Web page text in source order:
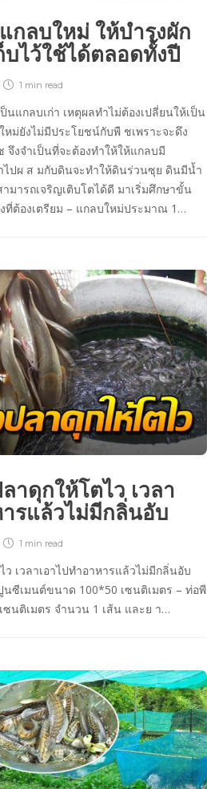
กลบใหม่ ให้บำรุงผัก
บไว้ใช้ได้ตลอดทั้งปี
1 min read
นแกลบเก่า เหตุผลทำไม่ต้องเปลี่ยนให้เป็น
หม่ยังไม่มีประโยชน์กับพื ชเพราะจะดึง
จึงจำเป็นที่จะต้องทำให้ให้แกลบมี
ปผ ส มกับดินจะทำให้ดินร่วนซุย ดินมีน้ำ
มารถเจริญเติบโตได้ดี มาเริ่มศึกษาขั้น
ที่ต้องเตรียม – แกลบใหม่ประมาณ 1…
าดุกให้โตไว เวลา
ารแล้วไม่มีกลิ่นอับ
1 min read
ว เวลาเอาไปทำอาหารแล้วไม่มีกลิ่นอับ
นซีเมนต์ขนาด 100*50 เซนติเมตร – ท่อพี
นติเมตร จำนวน 1 เส้น และย า…